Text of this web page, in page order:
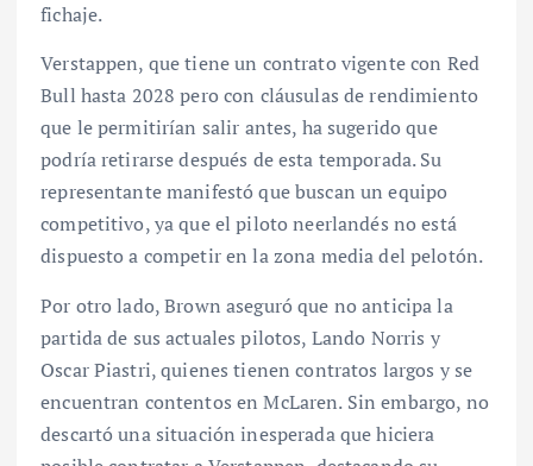
fichaje.
Verstappen, que tiene un contrato vigente con Red
Bull hasta 2028 pero con cláusulas de rendimiento
que le permitirían salir antes, ha sugerido que
podría retirarse después de esta temporada. Su
representante manifestó que buscan un equipo
competitivo, ya que el piloto neerlandés no está
dispuesto a competir en la zona media del pelotón.
Por otro lado, Brown aseguró que no anticipa la
partida de sus actuales pilotos, Lando Norris y
Oscar Piastri, quienes tienen contratos largos y se
encuentran contentos en McLaren. Sin embargo, no
descartó una situación inesperada que hiciera